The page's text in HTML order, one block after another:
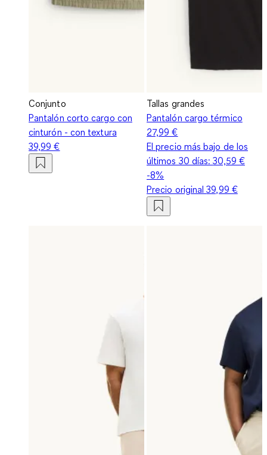
Conjunto
Pantalón corto cargo con
cinturón - con textura
39,99 €
Tallas grandes
Pantalón cargo térmico
27,99 €
El precio más bajo de los
últimos 30 días:30,59 €
-8%
Precio original39,99 €